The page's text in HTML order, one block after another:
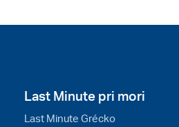
Last Minute pri mori
Last Minute Grécko